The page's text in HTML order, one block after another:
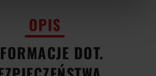
OPIS
DOT.